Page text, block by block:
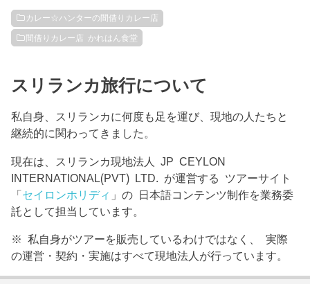
カレー☆ハンターの間借りカレー店
間借りカレー店 かれはん食堂
スリランカ旅行について
私自身、スリランカに何度も足を運び、現地の人たちと
継続的に関わってきました。
現在は、スリランカ現地法人 JP CEYLON
INTERNATIONAL(PVT) LTD. が運営する ツアーサイト
「セイロンホリディ 」の 日本語コンテンツ制作を業務委
託として担当しています。
※ 私自身がツアーを販売しているわけではなく、 実際
の運営・契約・実施はすべて現地法人が行っています。